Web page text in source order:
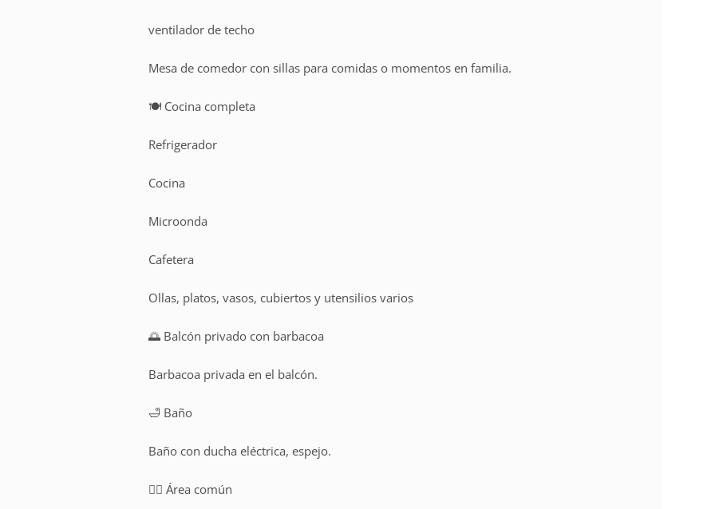
ventilador de techo
Mesa de comedor con sillas para comidas o momentos en familia.
🍽️ Cocina completa
Refrigerador
Cocina
Microonda
Cafetera
Ollas, platos, vasos, cubiertos y utensilios varios
🌅 Balcón privado con barbacoa
Barbacoa privada en el balcón.
🛁 Baño
Baño con ducha eléctrica, espejo.
🏊‍♂️ Área común